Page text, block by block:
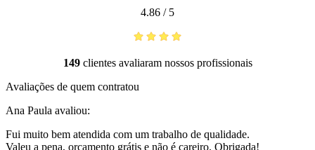
4.86 / 5
149clientes avaliaram nossos profissionais
Avaliações de quem contratou
Ana Paula avaliou:
Fui muito bem atendida com um trabalho de qualidade.
Valeu a pena, orçamento grátis e não é careiro. Obrigada!